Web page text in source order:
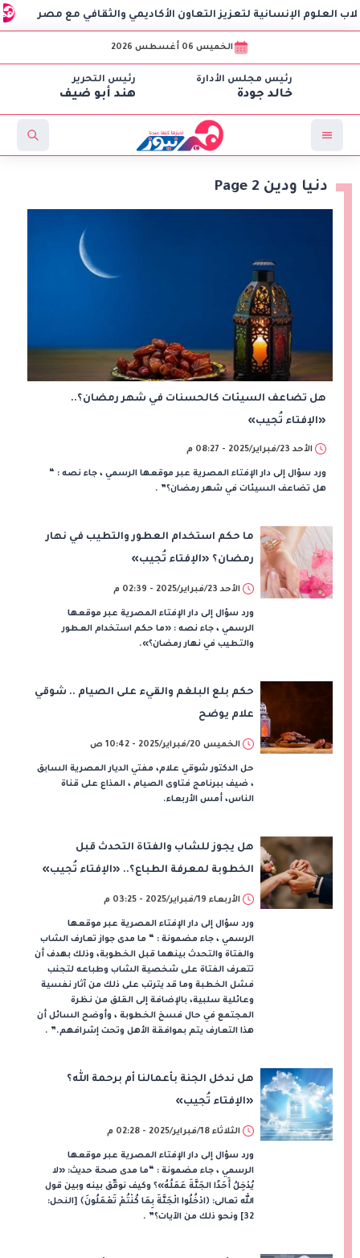
لتعزيز التعاون الأكاديمي والثقافي مع مصر
الخميس 06 أغسطس 2026
رئيس مجلس الأدارة
خالد جودة
رئيس التحرير
هند أبو ضيف
دنيا ودين Page 2
هل تضاعف السيئات كالحسنات في شهر رمضان؟..
«الإفتاء تُجيب»
الأحد 23/فبراير/2025 - 08:27 م
ورد سؤال إلى دار الإفتاء المصرية عبر موقعها الرسمي ، جاء نصه : “
هل تضاعف السيئات في شهر رمضان؟” .
ما حكم استخدام العطور والتطيب في نهار
رمضان؟ «الإفتاء تُجيب»
الأحد 23/فبراير/2025 - 02:39 م
ورد سؤال إلى دار الإفتاء المصرية عبر موقعها
الرسمي ، جاء نصه : «ما حكم استخدام العطور
والتطيب في نهار رمضان؟».
حكم بلع البلغم والقيء على الصيام .. شوقي
علام يوضح
الخميس 20/فبراير/2025 - 10:42 ص
حل الدكتور شوقي علام، مفتي الديار المصرية السابق
، ضيف ببرنامج فتاوى الصيام ، المذاع على قناة
الناس، أمس الأربعاء.
هل يجوز للشاب والفتاة التحدث قبل
الخطوبة لمعرفة الطباع؟.. «الإفتاء تُجيب»
الأربعاء 19/فبراير/2025 - 03:25 م
ورد سؤال إلى دار الإفتاء المصرية عبر موقعها
الرسمي ، جاء مضمونة : “ ما مدى جواز تعارف الشاب
والفتاة والتحدث بينهما قبل الخطوبة، وذلك بهدف أن
تتعرف الفتاة على شخصية الشاب وطباعه لتجنب
فشل الخطبة وما قد يترتب على ذلك من آثار نفسية
وعائلية سلبية، بالإضافة إلى القلق من نظرة
المجتمع في حال فسخ الخطوبة ، وأوضح السائل أن
هذا التعارف يتم بموافقة الأهل وتحت إشرافهم.” .
هل ندخل الجنة بأعمالنا أم برحمة الله؟
«الإفتاء تُجيب»
الثلاثاء 18/فبراير/2025 - 02:28 م
ورد سؤال إلى دار الإفتاء المصرية عبر موقعها
الرسمي ، جاء مضمونة : “ما مدى صحة حديث: «لا
يُدْخِلُ أَحَدًا الجَنَّةَ عَمَلُهُ»؟ وكيف نوفِّق بينه وبين قول
الله تعالى: ﴿ادْخُلُوا الْجَنَّةَ بِمَا كُنْتُمْ تَعْمَلُونَ﴾ [النحل:
32] ونحو ذلك من الآيات؟” .